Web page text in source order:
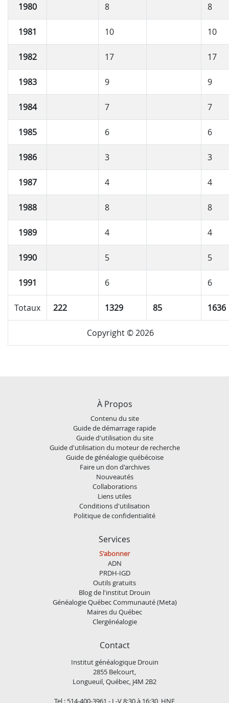
1980 8 8
1981 10 10
1982 17 17
1983 9 9
1984 7 7
1985 6 6
1986 3 3
1987 4 4
1988 8 8
1989 4 4
1990 5 5
1991 6 6
Totaux 222 1329 85 1636
Copyright © 2026
À Propos
Contenu du site
Guide de démarrage rapide
Guide d'utilisation du site
Guide d'utilisation du moteur de recherche
Guide de généalogie québécoise
Faire un don d'archives
Nouveautés
Collaborations
Liens utiles
Conditions d'utilisation
Politique de confidentialité
Services
S'abonner
ADN
PRDH-IGD
Outils gratuits
Blog de l'institut Drouin
Généalogie Québec Communauté (Meta)
Maires du Québec
Clergénéalogie
Contact
Institut généalogique Drouin
2855 Belcourt,
Longueuil, Québec, J4M 2B2
Tel : 514-400-3961 - L-V 8:30 à 16:30, HNE